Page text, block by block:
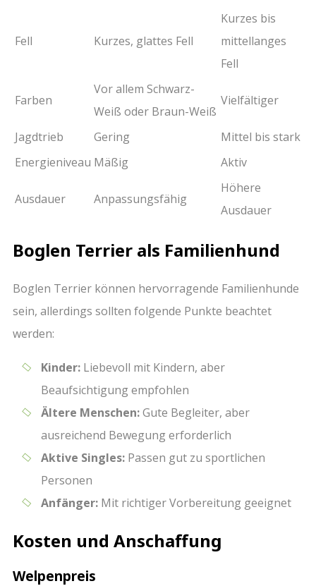
Fell Kurzes, glattes Fell
Kurzes bis
mittellanges
Fell
Farben
Vor allem Schwarz-
Weiß oder Braun-Weiß
Vielfältiger
Jagdtrieb Gering
Mittel bis stark
Energieniveau Mäßig Aktiv
Ausdauer Anpassungsfähig
Höhere
Ausdauer
Boglen Terrier als Familienhund
Boglen Terrier können hervorragende Familienhunde
sein, allerdings sollten folgende Punkte beachtet
werden:
Kinder: Liebevoll mit Kindern, aber
Beaufsichtigung empfohlen
Ältere Menschen:Gute Begleiter, aber
ausreichend Bewegung erforderlich
Aktive Singles: Passen gut zu sportlichen
Personen
Anfänger: Mit richtiger Vorbereitung geeignet
Kosten und Anschaffung
Welpenpreis